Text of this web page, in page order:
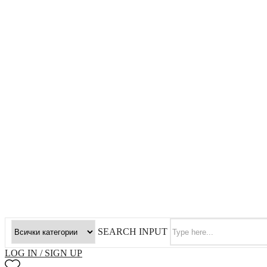
SEARCH INPUT
LOG IN / SIGN UP